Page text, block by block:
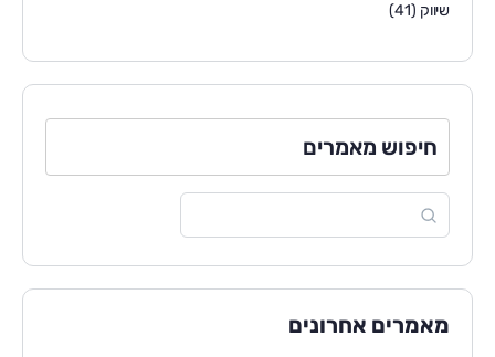
שיווק (41)
חיפוש מאמרים
מאמרים אחרונים